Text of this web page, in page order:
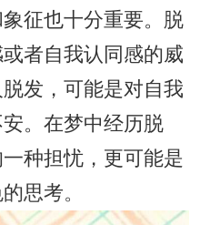
征也十分重要。脱
者自我认同感的威
发，可能是对自我
。在梦中经历脱
种担忧，更可能是
思考。